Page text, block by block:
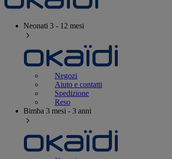
Neonati 3 - 12 mesi
Negozi
Aiuto e contatti
Spedizione
Reso
Bimba 3 mesi - 3 anni